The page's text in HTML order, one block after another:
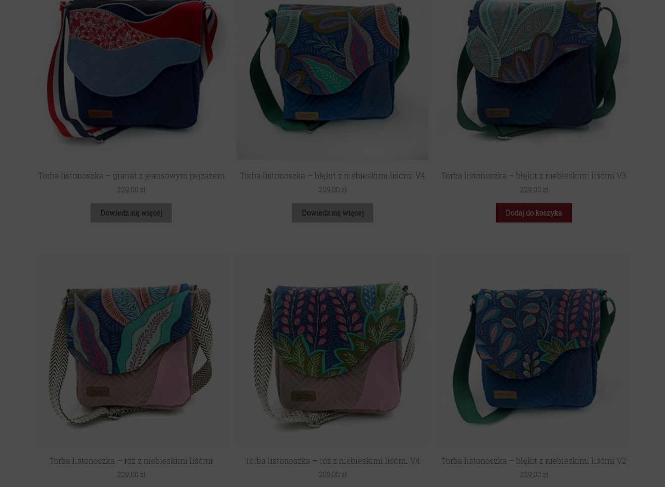
Torba listonoszka – granat z jeansowym pejzażem
229,00 zł
Dowiedz się więcej
Torba listonoszka – błękit z niebieskimi liśćmi V4
229,00 zł
Dowiedz się więcej
Torba listonoszka – błękit z niebieskimi liśćmi V3
229,00 zł
Dodaj do koszyka
Torba listonoszka – róż z niebieskimi liśćmi
229,00 zł
Torba listonoszka – róż z niebieskimi liśćmi V4
209,00 zł
Torba listonoszka – błękit z niebieskimi liśćmi V2
229,00 zł